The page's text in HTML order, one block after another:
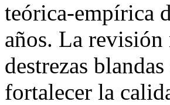
teórica-empírica
años. La revisión
destrezas
fortalecer la